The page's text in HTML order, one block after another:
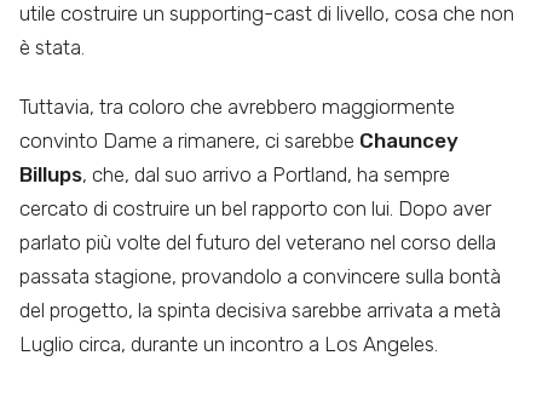
utile costruire un supporting-cast di livello, cosa che non
è stata.
Tuttavia, tra coloro che avrebbero maggiormente
convinto Dame a rimanere, ci sarebbe Chauncey
Billups, che, dal suo arrivo a Portland, ha sempre
cercato di costruire un bel rapporto con lui. Dopo aver
parlato più volte del futuro del veterano nel corso della
passata stagione, provandolo a convincere sulla bontà
del progetto, la spinta decisiva sarebbe arrivata a metà
Luglio circa, durante un incontro a Los Angeles.